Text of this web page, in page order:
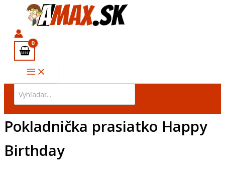
Preskočiť
obsah
for:
Pokladnička prasiatko Happy
Birthday